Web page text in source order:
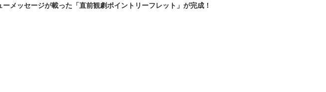
メッセージが載った「直前観劇ポイントリーフレット」が完成！